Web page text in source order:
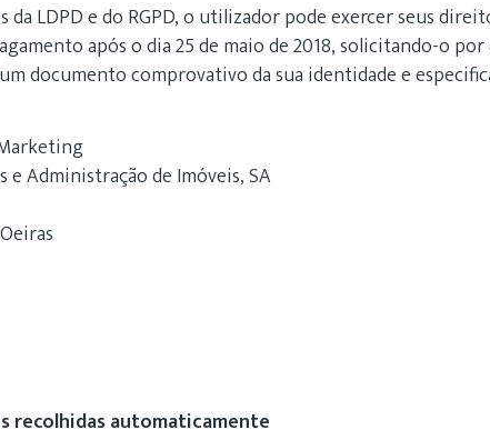
da LDPD e do RGPD, o utilizador pode exercer seus
após o dia 25 de maio de 2018, solicitando-o
documento comprovativo da sua identidade e
Administração de Imóveis, SA
recolhidas automaticamente